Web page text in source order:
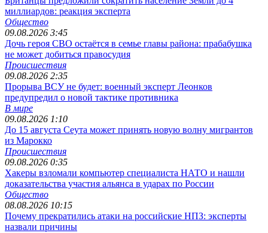
миллиардов: реакция эксперта
Общество
09.08.2026 3:45
Дочь героя СВО остаётся в семье главы района: прабабушка
не может добиться правосудия
Происшествия
09.08.2026 2:35
Прорыва ВСУ не будет: военный эксперт Леонков
предупредил о новой тактике противника
В мире
09.08.2026 1:10
До 15 августа Сеута может принять новую волну мигрантов
из Марокко
Происшествия
09.08.2026 0:35
Хакеры взломали компьютер специалиста НАТО и нашли
доказательства участия альянса в ударах по России
Общество
08.08.2026 10:15
Почему прекратились атаки на российские НПЗ: эксперты
назвали причины